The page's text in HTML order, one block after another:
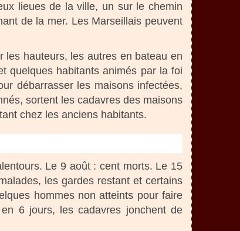
lieues de la ville, un sur le chemin
de la mer. Les Marseillais peuvent
les hauteurs, les autres en bateau en
quelques habitants animés par la foi
débarrasser les maisons infectées,
sortent les cadavres des maisons
chez les anciens habitants.
Le 9 août : cent morts. Le 15
les gardes restant et certains
hommes non atteints pour faire
6 jours, les cadavres jonchent de